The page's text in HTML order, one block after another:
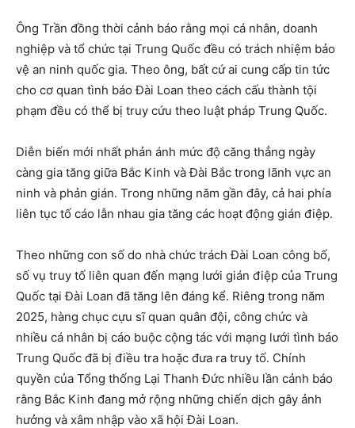
Ông Trần đồng thời cảnh báo rằng mọi cá nhân, doanh
nghiệp và tổ chức tại Trung Quốc đều có trách nhiệm bảo
vệ an ninh quốc gia. Theo ông, bất cứ ai cung cấp tin tức
cho cơ quan tình báo Đài Loan theo cách cấu thành tội
phạm đều có thể bị truy cứu theo luật pháp Trung Quốc.
Diễn biến mới nhất phản ánh mức độ căng thẳng ngày
càng gia tăng giữa Bắc Kinh và Đài Bắc trong lãnh vực an
ninh và phản gián. Trong những năm gần đây, cả hai phía
liên tục tố cáo lẫn nhau gia tăng các hoạt động gián điệp.
Theo những con số do nhà chức trách Đài Loan công bố,
số vụ truy tố liên quan đến mạng lưới gián điệp của Trung
Quốc tại Đài Loan đã tăng lên đáng kể. Riêng trong năm
2025, hàng chục cựu sĩ quan quân đội, công chức và
nhiều cá nhân bị cáo buộc cộng tác với mạng lưới tình báo
Trung Quốc đã bị điều tra hoặc đưa ra truy tố. Chính
quyền của Tổng thống Lại Thanh Đức nhiều lần cảnh báo
rằng Bắc Kinh đang mở rộng những chiến dịch gây ảnh
hưởng và xâm nhập vào xã hội Đài Loan.